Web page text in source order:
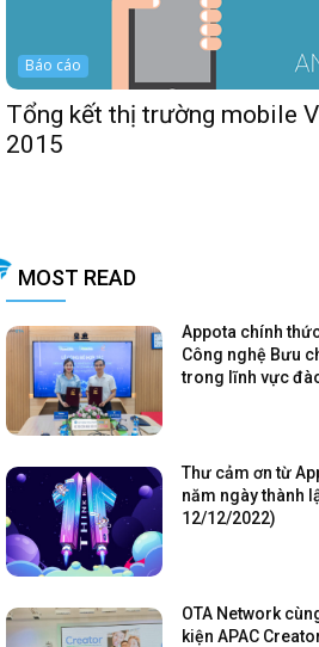
Báo cáo
Tổng kết thị trường mobile
2015
MOST READ
Appota chính
Công nghệ Bưu
trong lĩnh vực
Thư cảm ơn từ
năm ngày thành
12/12/2022)
OTA Network
kiện APAC